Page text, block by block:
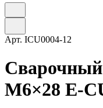
Арт. ICU0004-12
M6×28 E-